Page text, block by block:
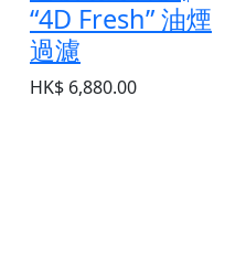
“4D Fresh” 油煙
過濾
HK$ 6,880.00